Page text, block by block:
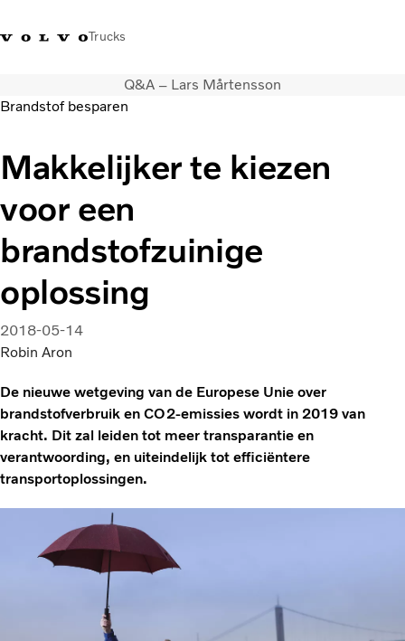
Trucks
Merchandise InloggenNederland
Transportoplossingen
CO2-reductie
Trucks
Truck Builder
Services
Dealer locator
Nieuws
Over ons
Q&A – Lars Mårtensson
Brandstof besparen
Makkelijker te kiezen
voor een
brandstofzuinige
oplossing
2018-05-14
Robin Aron
De nieuwe wetgeving van de Europese Unie over
brandstofverbruik en CO2-emissies wordt in 2019 van
kracht. Dit zal leiden tot meer transparantie en
verantwoording, en uiteindelijk tot efficiëntere
transportoplossingen.